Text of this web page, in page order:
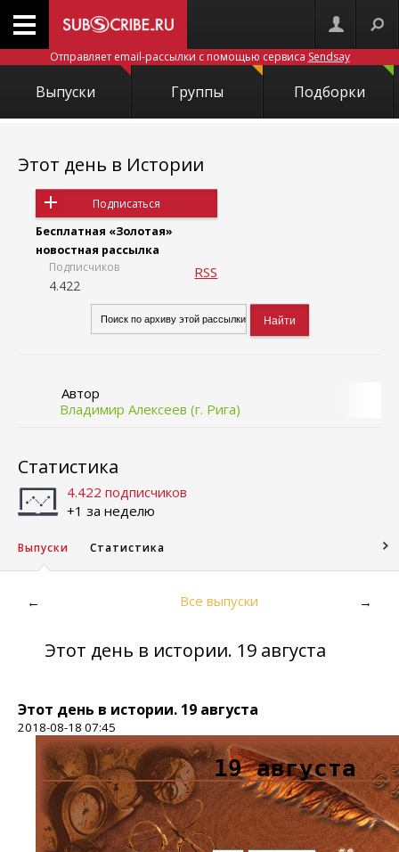
Отправляет email-рассылки с помощью сервиса Sendsay
Выпуски Группы Подборки
Этот день в Истории
Подписаться
Бесплатная «Золотая»
новостная рассылка
Подписчиков
4.422
RSS
Автор
Владимир Алексеев (г. Рига)
Статистика
4.422 подписчиков
+1 за неделю
Выпуски Статистика
← Все выпуски →
Этот день в истории. 19 августа
Этот день в истории. 19 августа
2018-08-18 07:45
19 августа